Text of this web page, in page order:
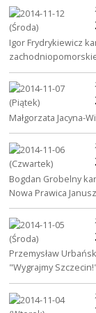
Igor Frydrykiewicz
Małgorzata Jacyna-
Bogdan Grobelny
Nowa Prawica
Przemysław
"Wygrajmy